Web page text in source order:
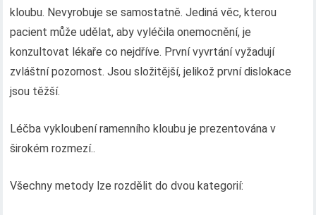
kloubu. Nevyrobuje se samostatně. Jediná věc, kterou
pacient může udělat, aby vyléčila onemocnění, je
konzultovat lékaře co nejdříve. První vyvrtání vyžadují
zvláštní pozornost. Jsou složitější, jelikož první dislokace
jsou těžší.
Léčba vykloubení ramenního kloubu je prezentována v
širokém rozmezí..
Všechny metody lze rozdělit do dvou kategorií: